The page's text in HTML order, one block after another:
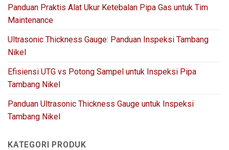
Panduan Praktis Alat Ukur Ketebalan Pipa Gas untuk Tim
Maintenance
Ultrasonic Thickness Gauge: Panduan Inspeksi Tambang
Nikel
Efisiensi UTG vs Potong Sampel untuk Inspeksi Pipa
Tambang Nikel
Panduan Ultrasonic Thickness Gauge untuk Inspeksi
Tambang Nikel
KATEGORI PRODUK